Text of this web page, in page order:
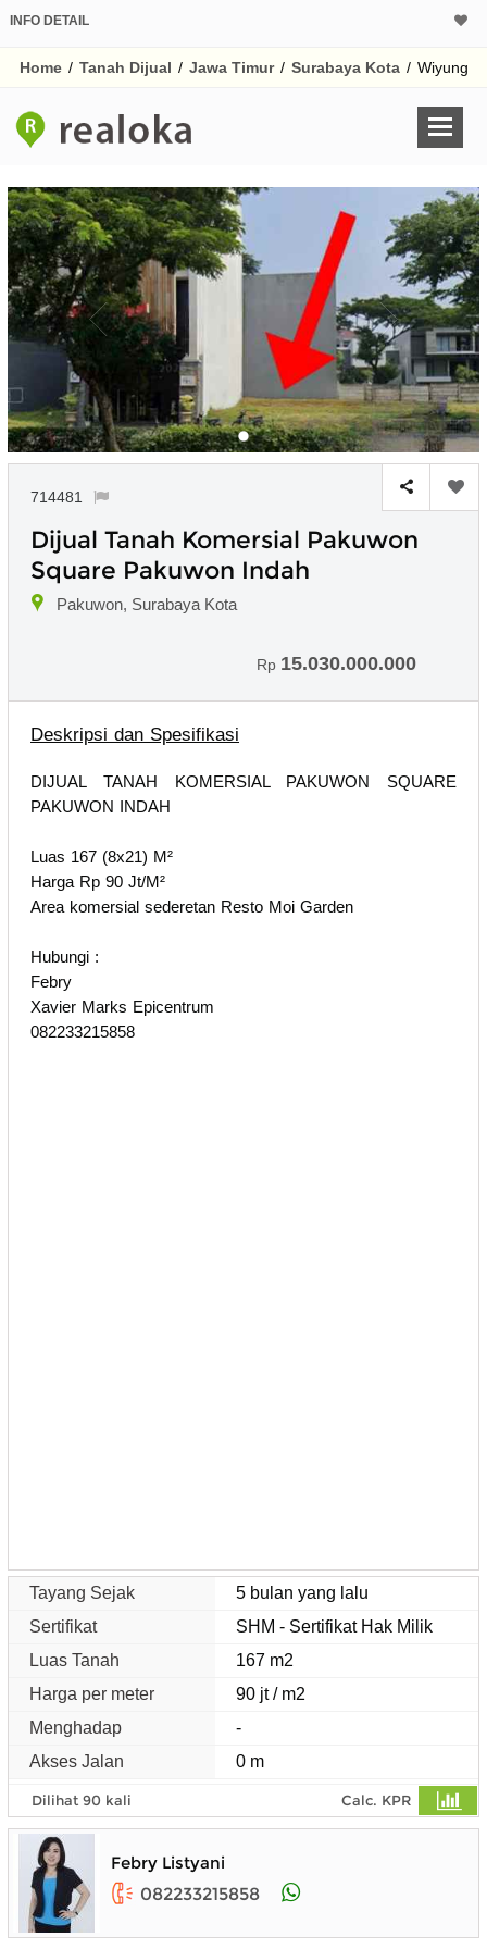
INFO DETAIL
Home / Tanah Dijual / Jawa Timur / Surabaya Kota / Wiyung
714481
Dijual Tanah Komersial Pakuwon
Square Pakuwon Indah
Pakuwon, Surabaya Kota
Rp 15.030.000.000
Deskripsi dan Spesifikasi
DIJUAL TANAH KOMERSIAL PAKUWON SQUARE
PAKUWON INDAH
Luas 167 (8x21) M²
Harga Rp 90 Jt/M²
Area komersial sederetan Resto Moi Garden
Hubungi :
Febry
Xavier Marks Epicentrum
082233215858
Tayang Sejak
5 bulan yang lalu
Sertifikat
SHM - Sertifikat Hak Milik
Luas Tanah
167 m2
Harga per meter
90 jt / m2
Menghadap
-
Akses Jalan
0 m
Dilihat 90 kali Calc. KPR
Febry Listyani
082233215858
Untuk hasil simulasi
pada kotak-
Simpan